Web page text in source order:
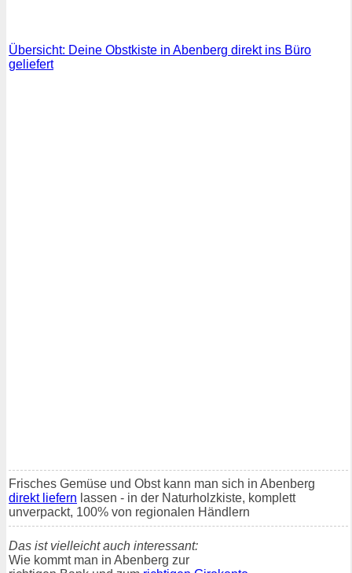
Übersicht: Deine Obstkiste in Abenberg direkt ins Büro
geliefert
Frisches Gemüse und Obst kann man sich in Abenberg
direkt liefern lassen - in der Naturholzkiste, komplett
unverpackt, 100% von regionalen Händlern
Das ist vielleicht auch interessant:
Wie kommt man in Abenberg zur